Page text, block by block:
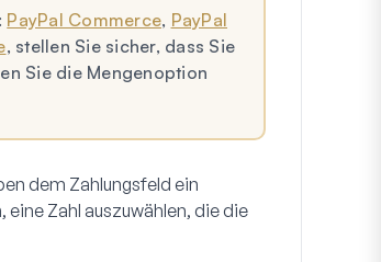
PayPal Commerce, PayPal
, stellen Sie sicher, dass Sie
Sie die Mengenoption
dem Zahlungsfeld ein
Zahl auszuwählen, die die